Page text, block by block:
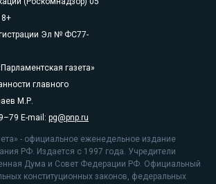
Эл № ФС77-
газета»
главного
М.Р.
E-mail: pg@pnp.ru
- официальное еженедельное издание
РФ. Издается с 1997 года. Учредители
Дума и Совет Федерации РФ. Официальный
конституционных законов, федеральных